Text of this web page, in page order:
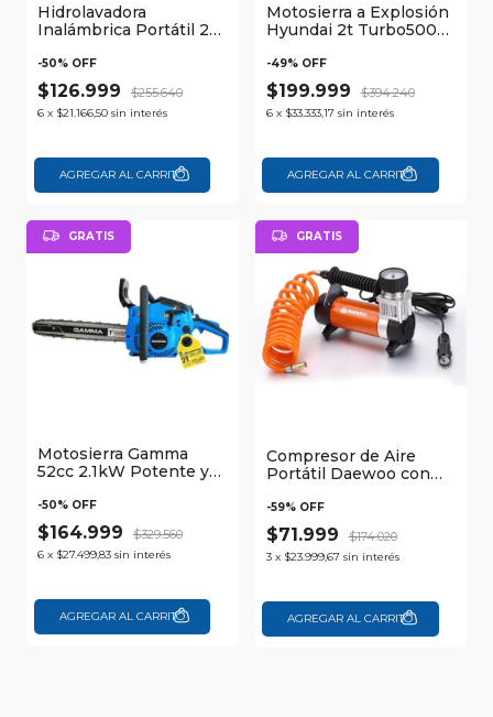
Hidrolavadora
Inalámbrica Portátil 21V
Daewoo
-50% OFF
$126.999 $255.640
6 x $21.166,50 sin interés
Motosierra a Explosión
Hyundai 2t Turbo500
50cm
-49% OFF
$199.999 $394.240
6 x $33.333,17 sin interés
GRATIS
Motosierra Gamma
52cc 2.1kW Potente y
-50% OFF
$164.999 $329.560
6 x $27.499,83 sin interés
GRATIS
Compresor de Aire
Portátil Daewoo con
-59% OFF
$71.999 $174.020
3 x $23.999,67 sin interés